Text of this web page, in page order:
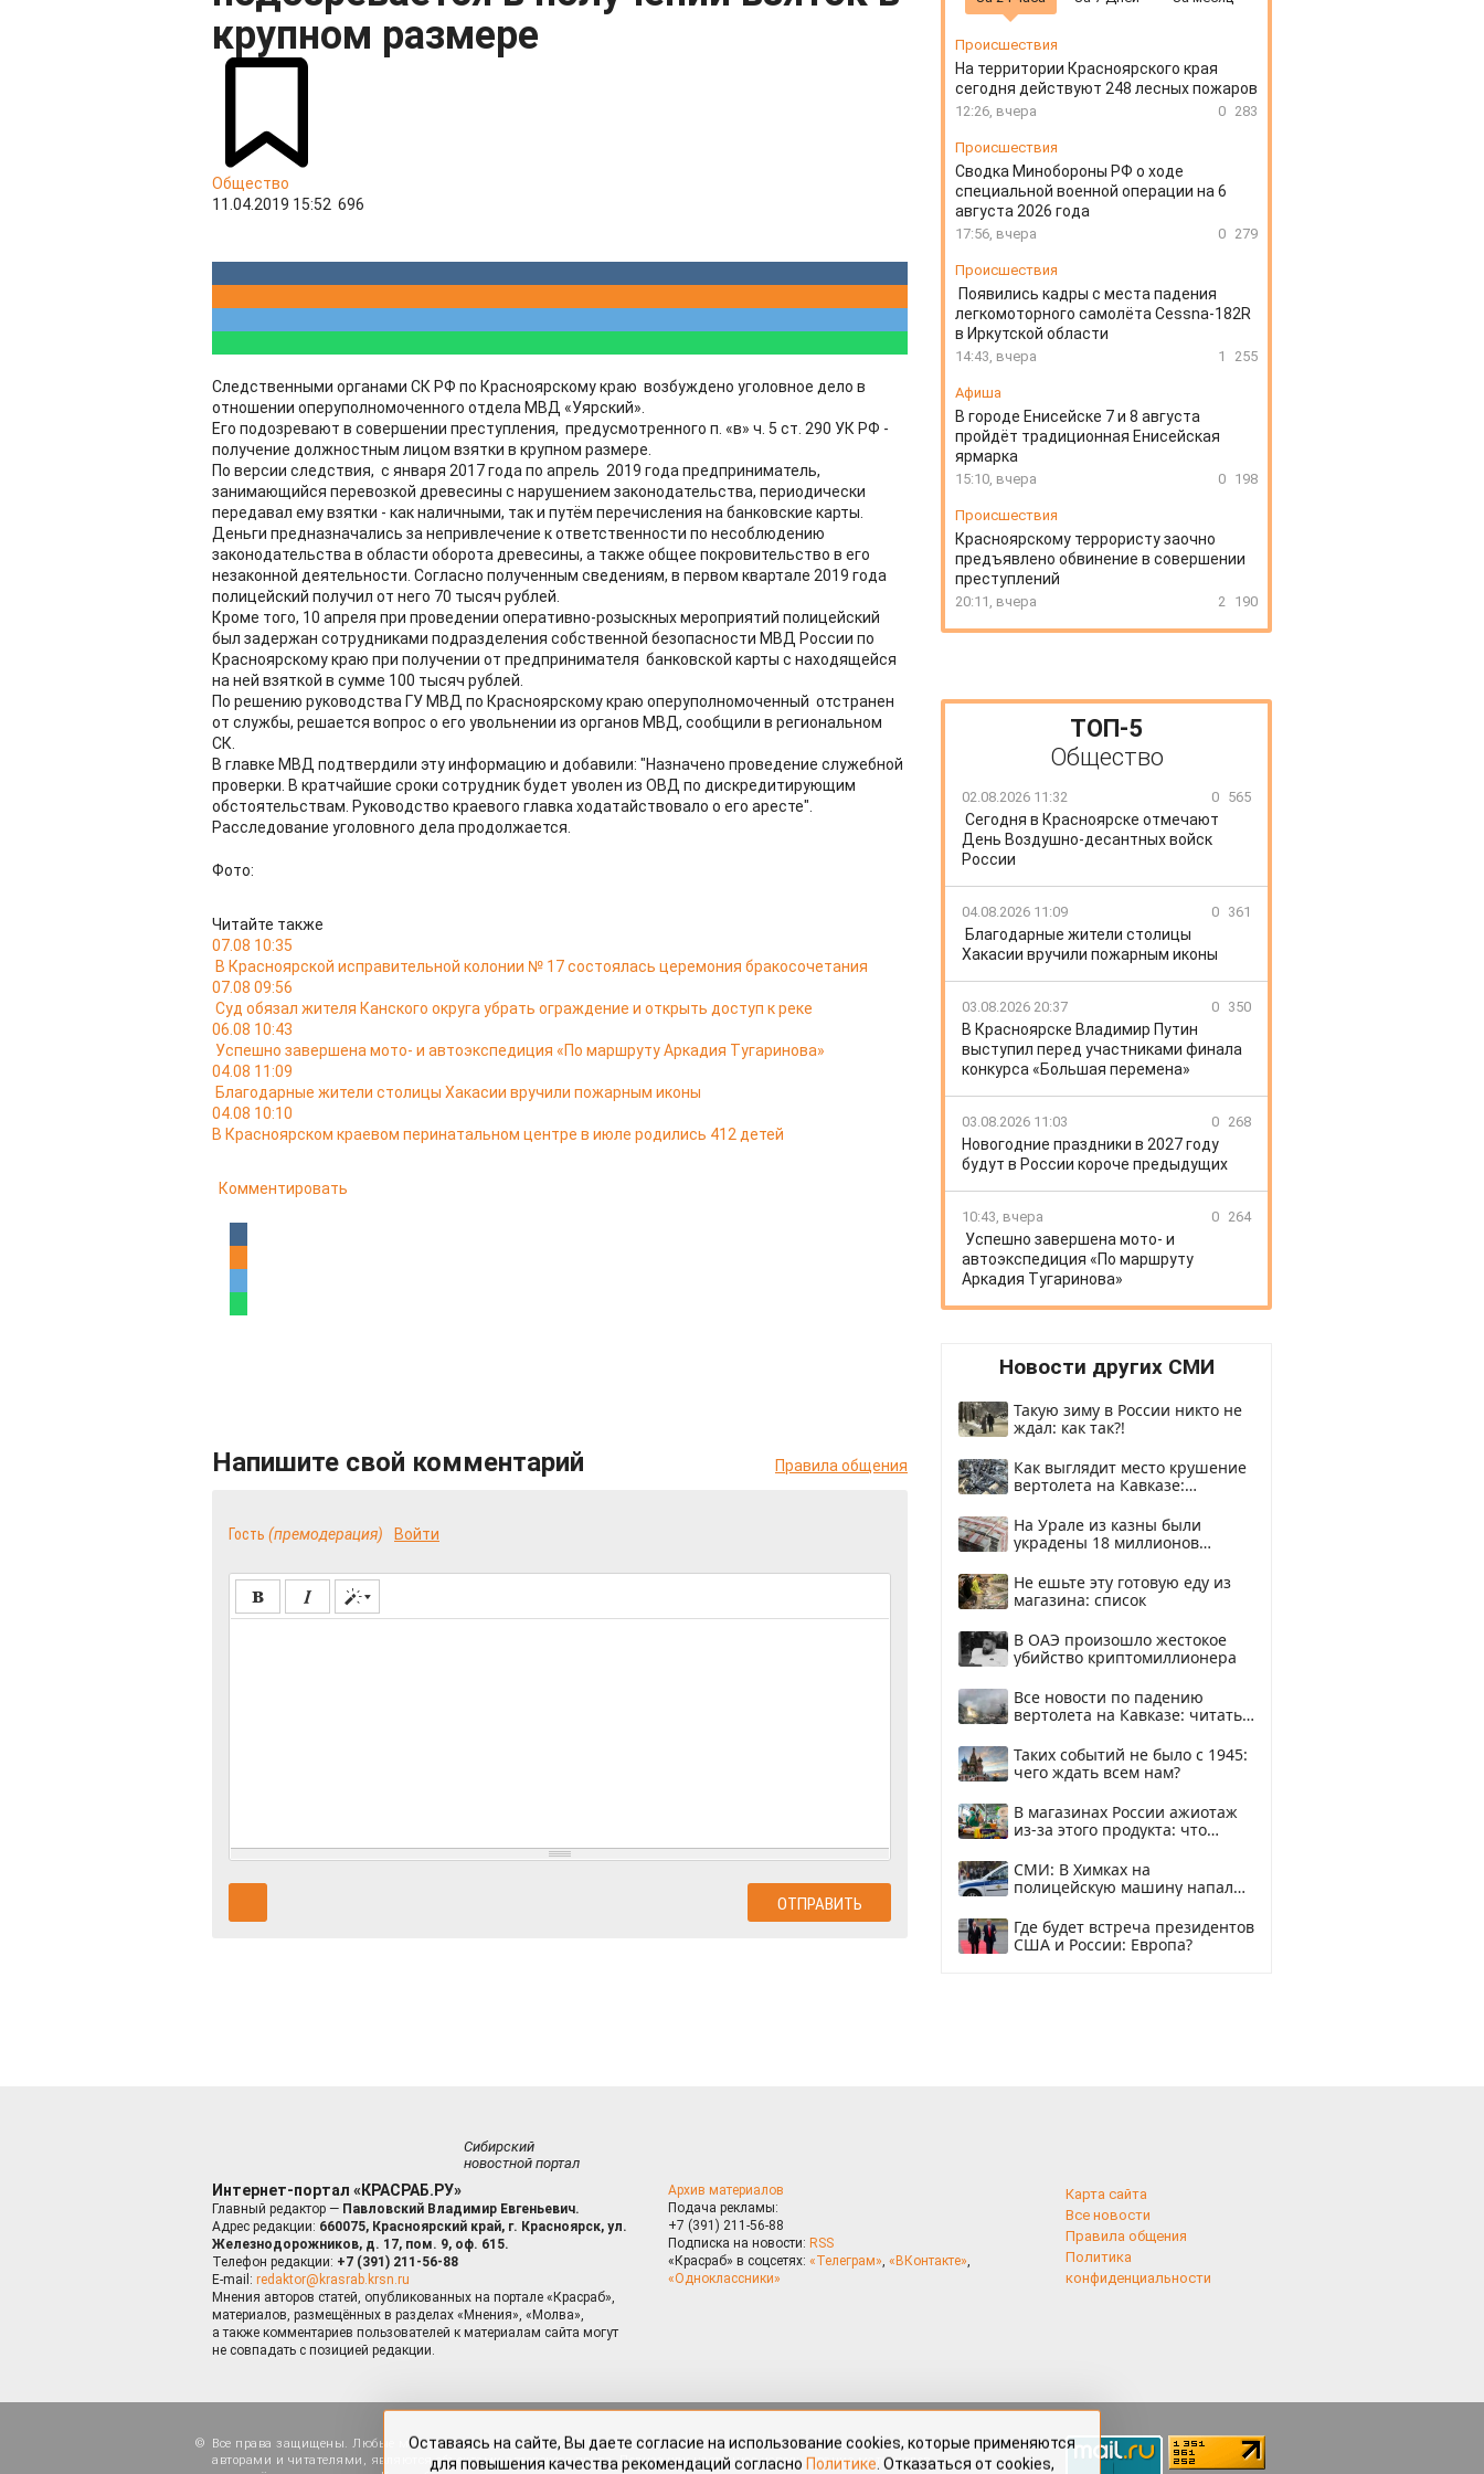
крупном размере
Общество
11.04.2019 15:52 696
Следственными органами СК РФ по Красноярскому краю возбуждено уголовное дело в
отношении оперуполномоченного отдела МВД «Уярский».
Его подозревают в совершении преступления, предусмотренного п. «в» ч. 5 ст. 290 УК РФ -
получение должностным лицом взятки в крупном размере.
По версии следствия, с января 2017 года по апрель 2019 года предприниматель,
занимающийся перевозкой древесины с нарушением законодательства, периодически
передавал ему взятки - как наличными, так и путём перечисления на банковские карты.
Деньги предназначались за непривлечение к ответственности по несоблюдению
законодательства в области оборота древесины, а также общее покровительство в его
незаконной деятельности. Согласно полученным сведениям, в первом квартале 2019 года
полицейский получил от него 70 тысяч рублей.
Кроме того, 10 апреля при проведении оперативно-розыскных мероприятий полицейский
был задержан сотрудниками подразделения собственной безопасности МВД России по
Красноярскому краю при получении от предпринимателя банковской карты с находящейся
на ней взяткой в сумме 100 тысяч рублей.
По решению руководства ГУ МВД по Красноярскому краю оперуполномоченный отстранен
от службы, решается вопрос о его увольнении из органов МВД, сообщили в региональном
СК.
В главке МВД подтвердили эту информацию и добавили: "Назначено проведение служебной
проверки. В кратчайшие сроки сотрудник будет уволен из ОВД по дискредитирующим
обстоятельствам. Руководство краевого главка ходатайствовало о его аресте".
Расследование уголовного дела продолжается.
Фото:
Читайте также
07.08 10:35
В Красноярской исправительной колонии № 17 состоялась церемония бракосочетания
07.08 09:56
Суд обязал жителя Канского округа убрать ограждение и открыть доступ к реке
06.08 10:43
Успешно завершена мото- и автоэкспедиция «По маршруту Аркадия Тугаринова»
04.08 11:09
Благодарные жители столицы Хакасии вручили пожарным иконы
04.08 10:10
В Красноярском краевом перинатальном центре в июле родились 412 детей
Комментировать
Напишите свой комментарий Правила общения
Гость (премодерация) Войти
Происшествия
На территории Красноярского края
сегодня действуют 248 лесных пожаров
12:26, вчера 0 283
Происшествия
Сводка Минобороны РФ о ходе
специальной военной операции на 6
августа 2026 года
17:56, вчера 0 279
Происшествия
Появились кадры с места падения
легкомоторного самолёта Cessna-182R
в Иркутской области
14:43, вчера 1 255
Афиша
В городе Енисейске 7 и 8 августа
пройдёт традиционная Енисейская
ярмарка
15:10, вчера 0 198
Происшествия
Красноярскому террористу заочно
предъявлено обвинение в совершении
преступлений
20:11, вчера 2 190
ТОП-5
Общество
02.08.2026 11:32 0 565
Сегодня в Красноярске отмечают
День Воздушно-десантных войск
России
04.08.2026 11:09 0 361
Благодарные жители столицы
Хакасии вручили пожарным иконы
03.08.2026 20:37 0 350
В Красноярске Владимир Путин
выступил перед участниками финала
конкурса «Большая перемена»
03.08.2026 11:03 0 268
Новогодние праздники в 2027 году
будут в России короче предыдущих
10:43, вчера 0 264
Успешно завершена мото- и
автоэкспедиция «По маршруту
Аркадия Тугаринова»
Новости других СМИ
Такую зиму в России никто не
ждал: как так?!
Как выглядит место крушение
вертолета на Кавказе:
На Урале из казны были
украдены 18 миллионов
Не ешьте эту готовую еду из
магазина: список
В ОАЭ произошло жестокое
убийство криптомиллионера
Все новости по падению
вертолета на Кавказе: читать
Таких событий не было с 1945:
чего ждать всем нам?
В магазинах России ажиотаж
из-за этого продукта: что
СМИ: В Химках на
полицейскую машину напали
Где будет встреча президентов
США и России: Европа?
Сибирский
новостной портал
Интернет-портал «КРАСРАБ.РУ»
Главный редактор — Павловский Владимир Евгеньевич.
Адрес редакции: 660075, Красноярский край, г. Красноярск, ул.
Железнодорожников, д. 17, пом. 9, оф. 615.
Телефон редакции: +7 (391) 211-56-88
E-mail: redaktor@krasrab.krsn.ru
Мнения авторов статей, опубликованных на портале «Красраб»,
материалов, размещённых в разделах «Мнения», «Молва»,
а также комментариев пользователей к материалам сайта могут
не совпадать с позицией редакции.
Архив материалов
Подача рекламы:
+7 (391) 211-56-88
Подписка на новости: RSS
«Красраб» в соцсетях: «Телеграм», «ВКонтакте»,
«Одноклассники»
Карта сайта
Все новости
Правила общения
Политика
конфиденциальности
Все права защищены. Любые материалы, размещённые на портале «Красраб.ру» сотрудниками редакции, нештатными
авторами и читателями, являются объектами авторского права. Полное или частичное использование материалов,
Оставаясь на сайте, Вы даете согласие на использование cookies, которые применяются
можно через настройки Вашего браузера.
OK